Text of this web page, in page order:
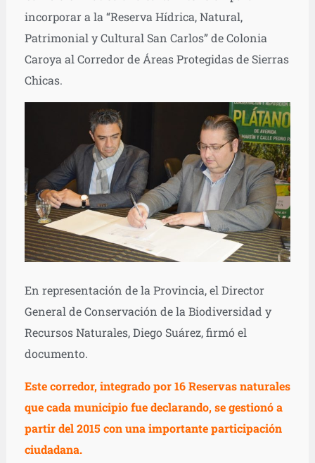
incorporar a la “Reserva Hídrica, Natural,
Patrimonial y Cultural San Carlos” de Colonia
Caroya al Corredor de Áreas Protegidas de Sierras
Chicas.
En representación de la Provincia, el Director
General de Conservación de la Biodiversidad y
Recursos Naturales, Diego Suárez, firmó el
documento.
Este corredor, integrado por 16 Reservas naturales
que cada municipio fue declarando, se gestionó a
partir del 2015 con una importante participación
ciudadana.